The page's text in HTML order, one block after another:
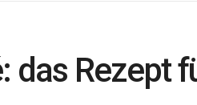
das Rezept